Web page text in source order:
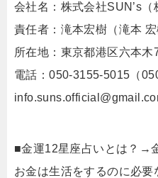
会社名：株式会社SUN’s（
責任者：滝本宏樹（滝本 宏
所在地：東京都港区六本木
電話：050-3155-5015（
■金運12星座占いとは？→
お金は生活をするのに必